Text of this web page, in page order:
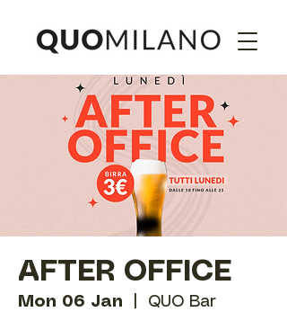
AFTER OFFICE
Mon 06 Jan QUO Bar